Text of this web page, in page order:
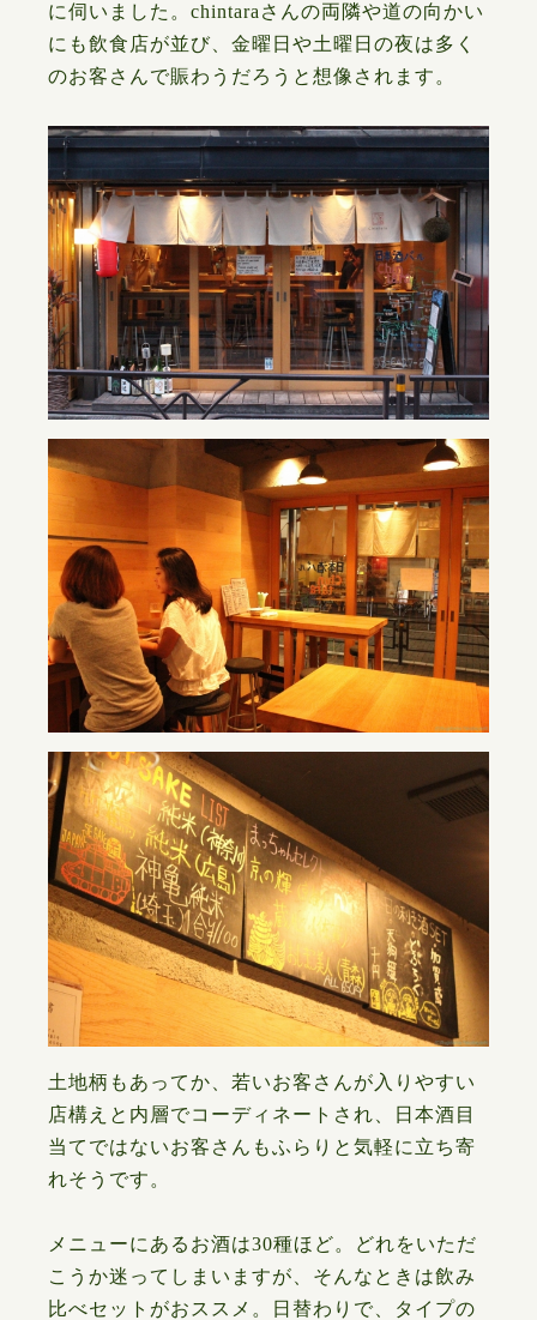
に伺いました。chintaraさんの両隣や道の向かい
にも飲食店が並び、金曜日や土曜日の夜は多く
のお客さんで賑わうだろうと想像されます。
土地柄もあってか、若いお客さんが入りやすい
店構えと内層でコーディネートされ、日本酒目
当てではないお客さんもふらりと気軽に立ち寄
れそうです。
メニューにあるお酒は30種ほど。どれをいただ
こうか迷ってしまいますが、そんなときは飲み
比べセットがおススメ。日替わりで、タイプの